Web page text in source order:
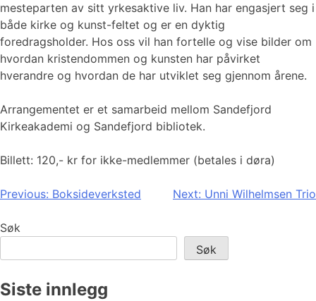
mesteparten av sitt yrkesaktive liv. Han har engasjert seg i
både kirke og kunst-feltet og er en dyktig
foredragsholder. Hos oss vil han fortelle og vise bilder om
hvordan kristendommen og kunsten har påvirket
hverandre og hvordan de har utviklet seg gjennom årene.
Arrangementet er et samarbeid mellom Sandefjord
Kirkeakademi og Sandefjord bibliotek.
Billett: 120,- kr for ikke-medlemmer (betales i døra)
Innleggsnavigasjon
Previous: Boksideverksted Next: Unni Wilhelmsen Trio
Søk
Søk
Siste innlegg